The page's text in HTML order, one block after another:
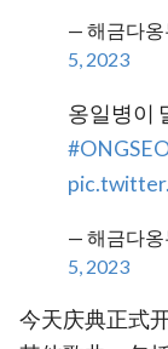
— 해금다
5, 2023
옹일병이
— 해금다
5, 2023
今天庆典正式